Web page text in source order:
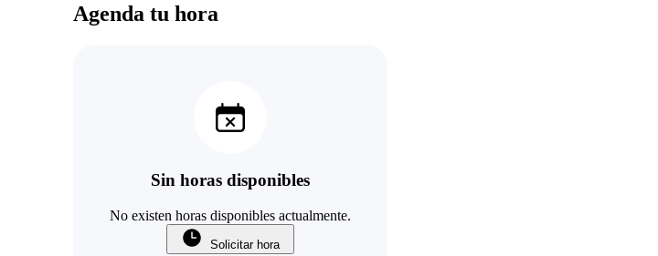
Agenda tu hora
Sin horas disponibles
No existen horas disponibles actualmente.
Solicitar hora